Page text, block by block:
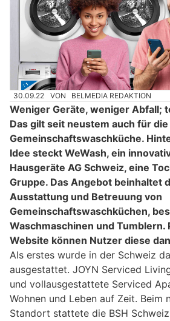
30.09.22 VON BELMEDIA REDAKTION
Weniger Geräte, weniger Abfall;
Das gilt seit neustem auch für die
Gemeinschaftswaschküche.
Idee steckt WeWash, ein
Hausgeräte AG Schweiz, eine
Gruppe. Das Angebot beinhaltet
Ausstattung und Betreuung von
Gemeinschaftswaschküchen,
Waschmaschinen und Tumblern.
Website können Nutzer diese
Als erstes wurde in der Schweiz
ausgestattet. JOYN Serviced
und vollausgestattete Serviced
Wohnen und Leben auf Zeit. Beim
Standort stattete die BSH